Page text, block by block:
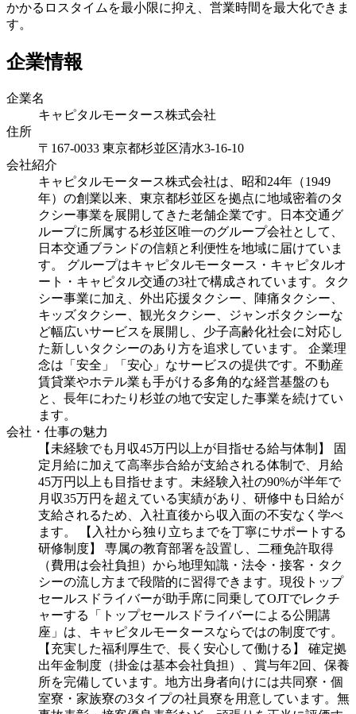
かかるロスタイムを最小限に抑え、営業時間を最大化できま
す。
企業情報
企業名
キャピタルモータース株式会社
住所
〒167-0033 東京都杉並区清水3-16-10
会社紹介
キャピタルモータース株式会社は、昭和24年（1949
年）の創業以来、東京都杉並区を拠点に地域密着のタ
クシー事業を展開してきた老舗企業です。日本交通グ
ループに所属する杉並区唯一のグループ会社として、
日本交通ブランドの信頼と利便性を地域に届けていま
す。 グループはキャピタルモータース・キャピタルオ
ート・キャピタル交通の3社で構成されています。タク
シー事業に加え、外出応援タクシー、陣痛タクシー、
キッズタクシー、観光タクシー、ジャンボタクシーな
ど幅広いサービスを展開し、少子高齢化社会に対応し
た新しいタクシーのあり方を追求しています。 企業理
念は「安全」「安心」なサービスの提供です。不動産
賃貸業やホテル業も手がける多角的な経営基盤のも
と、長年にわたり杉並の地で安定した事業を続けてい
ます。
会社・仕事の魅力
【未経験でも月収45万円以上が目指せる給与体制】 固
定月給に加えて高率歩合給が支給される体制で、月給
45万円以上も目指せます。未経験入社の90%が半年で
月収35万円を超えている実績があり、研修中も日給が
支給されるため、入社直後から収入面の不安なく学べ
ます。 【入社から独り立ちまでを丁寧にサポートする
研修制度】 専属の教育部署を設置し、二種免許取得
（費用は会社負担）から地理知識・法令・接客・タク
シーの流し方まで段階的に習得できます。現役トップ
セールスドライバーが助手席に同乗してOJTでレクチ
ャーする「トップセールスドライバーによる公開講
座」は、キャピタルモータースならではの制度です。
【充実した福利厚生で、長く安心して働ける】 確定拠
出年金制度（掛金は基本会社負担）、賞与年2回、保養
所を完備しています。地方出身者向けには共同寮・個
室寮・家族寮の3タイプの社員寮を用意しています。無